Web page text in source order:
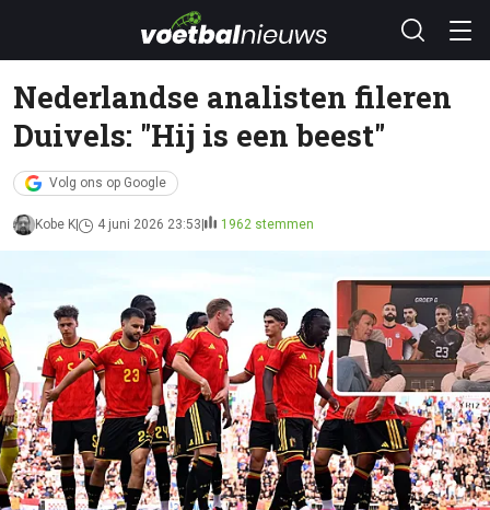
Nederlandse analisten fileren
Duivels: "Hij is een beest"
Volg ons op Google
Kobe K 4 juni 2026 23:53 1962 stemmen